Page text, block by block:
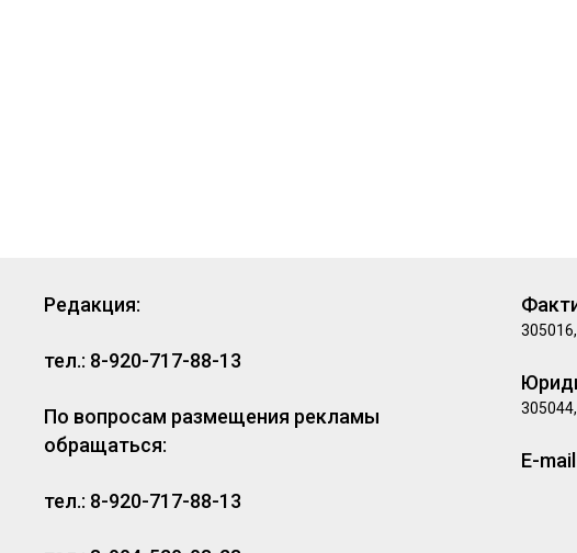
Редакция:
тел.: 8-920-717-88-13
По вопросам размещения рекламы
обращаться:
тел.: 8-920-717-88-13
E-